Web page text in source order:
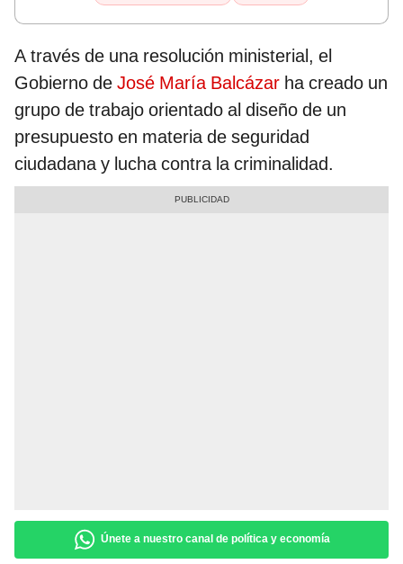
A través de una resolución ministerial, el
Gobierno de José María Balcázar ha creado un
grupo de trabajo orientado al diseño de un
presupuesto en materia de seguridad
ciudadana y lucha contra la criminalidad.
Únete a nuestro canal de política y economía